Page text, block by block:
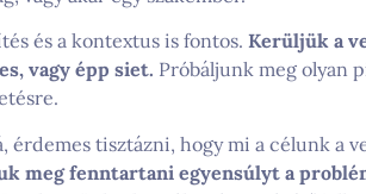
és a kontextus is fontos. Kerüljük a
vagy épp siet. Próbáljunk meg olyan
érdemes tisztázni, hogy mi a célunk a
meg fenntartani egyensúlyt a